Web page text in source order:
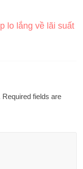
lo lắng về lãi suất
Required fields are